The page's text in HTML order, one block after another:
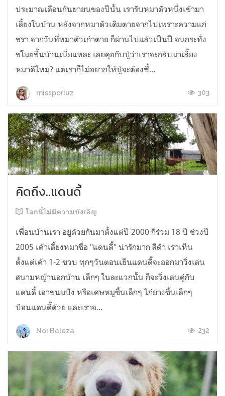
ประมาณเดือนกันยายนของปีนั้น เรารับหมาตัวหนึ่งเข้ามา
เลี้ยงในบ้าน หลังจากหมาตัวเดิมตายจากไปเพราะความแก่
ชรา จากวันที่หมาตัวเก่าตาย ก็ผ่านไปแล้วเป็นปี จนกระทั่ง
ขโมยขึ้นบ้านเนี่ยแหละ เลยคุยกับปู่ว่าเราจะกลับมาเลี้ยง
หมาดีไหม? แต่เราก็ไม่อยากให้ปู่จะต้องซื้...
missporiuz 303
คิดถึง..แดนดี้
โลกนี้ไม่มีความบังเอิญ
เพื่อนบ้านเรา อยู่ด้วยกันมาตั้งแต่ปี 2000 ก็ร่วม 18 ปึ ช่วงปี
2005 เค้าเลี้ยงหมาชื่อ "แดนดี้" น่ารักมาก สีดำ เราเห็น
ตั้งแต่เค้า 1-2 ขวบ ทุกๆวันตอนเย็นแดนดี้จะออกมาวิ่งเล่น
สนามหญ้านอกบ้าน เด็กๆ ในละแวกนั้น ก็จะวิ่งเล่นคู่กับ
แดนดี้ เอาขนมปัง หรือเศษหมูชิ้นเล็กๆ ไก่ย่างชิ้นเล็กๆ
ป้อนแดนดี้ด้วย และเราจ...
Noi Beleza 232